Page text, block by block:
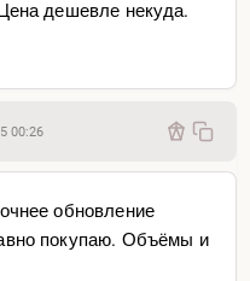
дешевле некуда.
00:26
обновление
покупаю. Объёмы и